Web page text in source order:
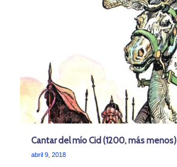
Cantar del mío Cid (1200, más menos)
abril 9, 2018